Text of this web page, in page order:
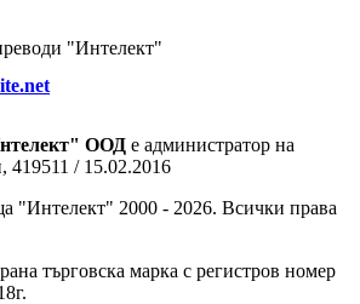
"Интелект"
ООД е администратор на
419511 / 15.02.2016
"Интелект" 2000 - 2026. Всички права
търговска марка с регистров номер